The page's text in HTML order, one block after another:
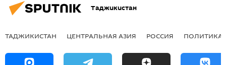
Таджикистан
ТАДЖИКИСТАН ЦЕНТРАЛЬНАЯ АЗИЯ РОССИЯ ПОЛИТИКА